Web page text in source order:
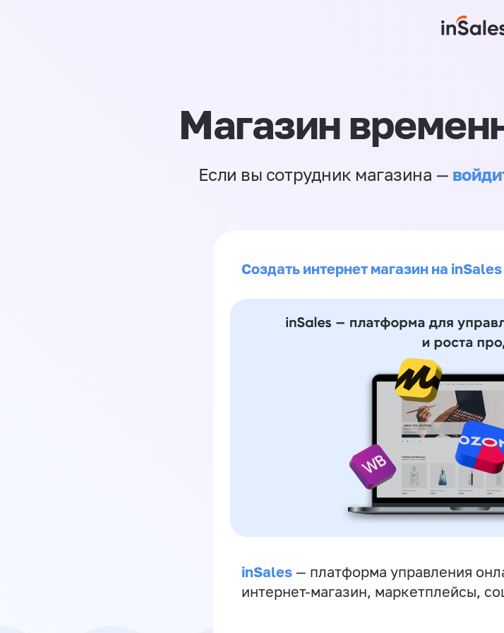
Магазин
Если вы сотрудник магазина —
Создать интернет магазин на inSales
inSales — платформа управления
интернет-магазин, маркетплейсы,